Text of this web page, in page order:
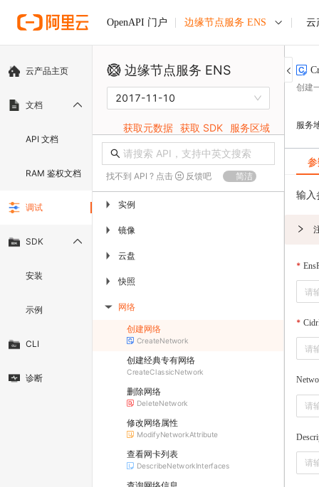
OpenAPI 门户 边缘节点服务 ENS 云
云产品主页
文档
API 文档
RAM 鉴权文档
调试
SDK
安装
示例
CLI
诊断
边缘节点服务 ENS
2017-11-10
获取元数据 获取 SDK 服务区域
找不到 API ? 点击 反馈吧 简洁
▶ 实例
▶ 镜像
▶ 云盘
▶ 快照
▶ 网络
创建网络
CreateNetwork
创建经典专有网络
CreateClassicNetwork
删除网络
DeleteNetwork
修改网络属性
ModifyNetworkAttribute
查看网卡列表
DescribeNetworkInterfaces
创建
服务
输入